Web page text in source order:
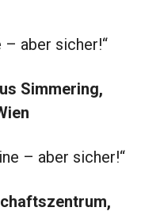
– aber sicher!“
Simmering,
– aber sicher!“